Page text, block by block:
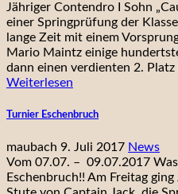
Jähriger Contendro I Sohn
einer Springprüfung der
lange Zeit mit einem
Mario Maintz einige
dann einen verdienten 2.
Weiterlesen
Turnier Eschenbruch
maubach 9. Juli 2017 News
Vom 07.07. – 09.07.2017
Eschenbruch!! Am Freitag